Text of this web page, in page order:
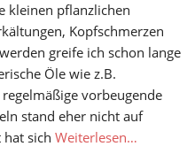
kleinen pflanzlichen
Kopfschmerzen
greife ich schon lange
Öle wie z.B.
vorbeugende
stand eher nicht auf
sich Weiterlesen…